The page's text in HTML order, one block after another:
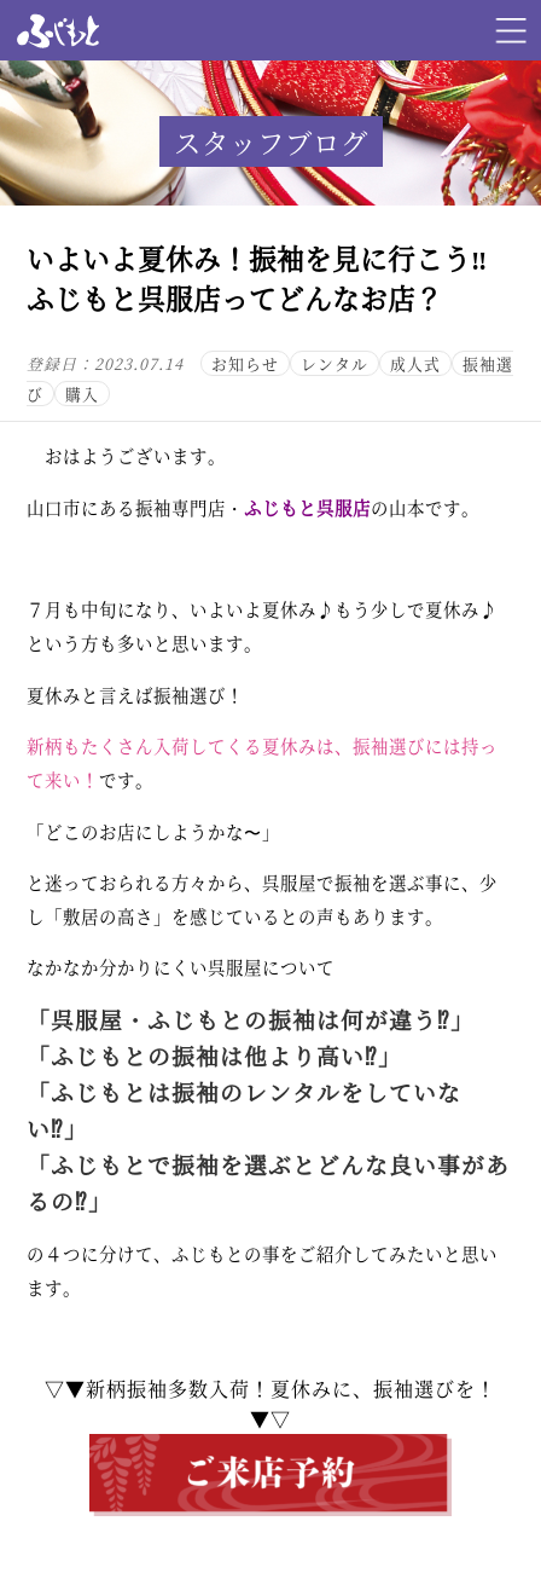
スタッフブログ
いよいよ夏休み！振袖を見に行こう‼︎
ふじもと呉服店ってどんなお店？
登録日：2023.07.14 お知らせ レンタル 成人式
振袖選
び
購入
おはようございます。
山口市にある振袖専門店・ふじもと呉服店の山本です。
７月も中旬になり、いよいよ夏休み♪もう少しで夏休み♪
という方も多いと思います。
夏休みと言えば振袖選び！
新柄もたくさん入荷してくる夏休みは、振袖選びには持っ
て来い！です。
「どこのお店にしようかな〜」
と迷っておられる方々から、呉服屋で振袖を選ぶ事に、少
し「敷居の高さ」を感じているとの声もあります。
なかなか分かりにくい呉服屋について
「呉服屋・ふじもとの振袖は何が違う⁉︎」
「ふじもとの振袖は他より高い⁉︎」
「ふじもとは振袖のレンタルをしていな
い⁉︎」
「ふじもとで振袖を選ぶとどんな良い事があ
るの⁉︎」
の４つに分けて、ふじもとの事をご紹介してみたいと思い
ます。
▽▼新柄振袖多数入荷！夏休みに、振袖選びを！
▼▽